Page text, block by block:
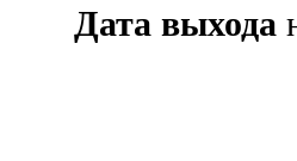
Дата выхода